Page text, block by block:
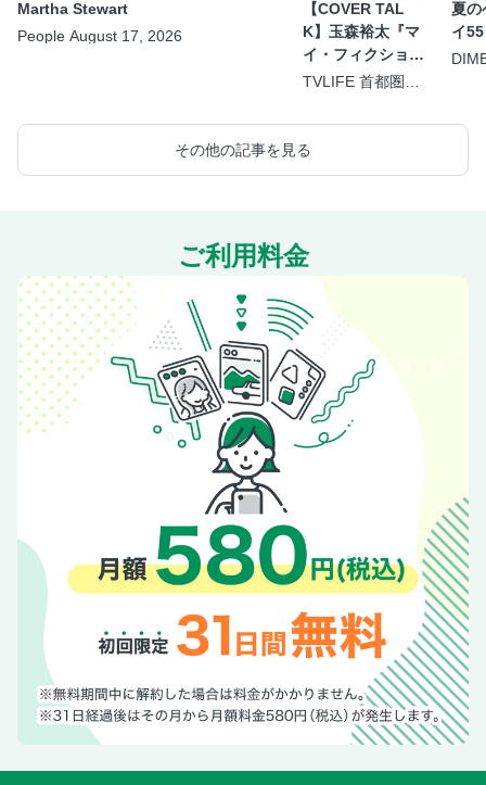
Martha Stewart
People August 17, 2026
【COVER TAL
K】玉森裕太『マ
イ・フィクショ
ン』
TVLIFE 首都圏版
夏の
イ55
その他の記事を見る
ご利用料金